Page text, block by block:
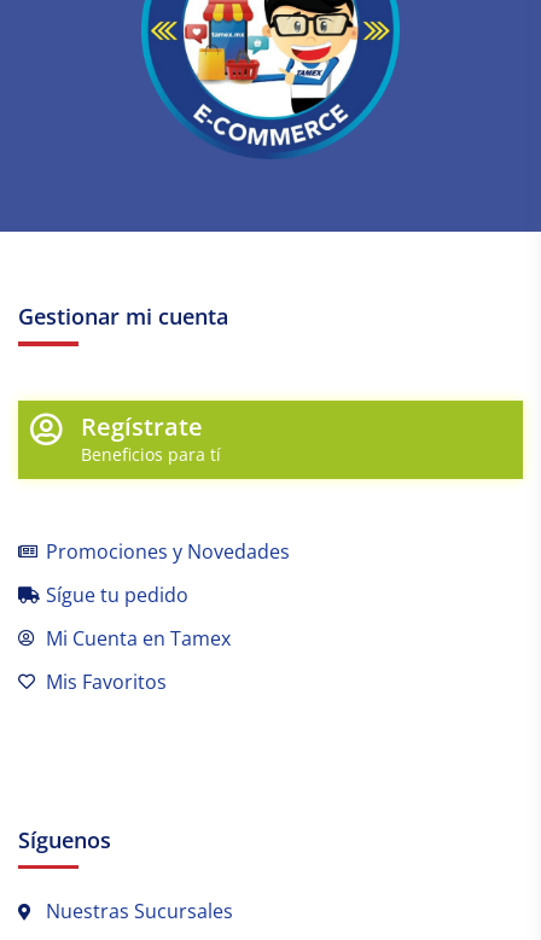
Gestionar mi cuenta
Regístrate
Beneficios para tí
Promociones y Novedades
Sígue tu pedido
Mi Cuenta en Tamex
Mis Favoritos
Síguenos
Nuestras Sucursales